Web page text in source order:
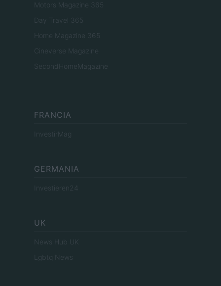
Motors Magazine 365
Day Travel 365
Home Magazine 365
Cineverse Magazine
SecondHomeMagazine
FRANCIA
InvestirMag
GERMANIA
Investieren24
UK
News Hub UK
Lgbtq News